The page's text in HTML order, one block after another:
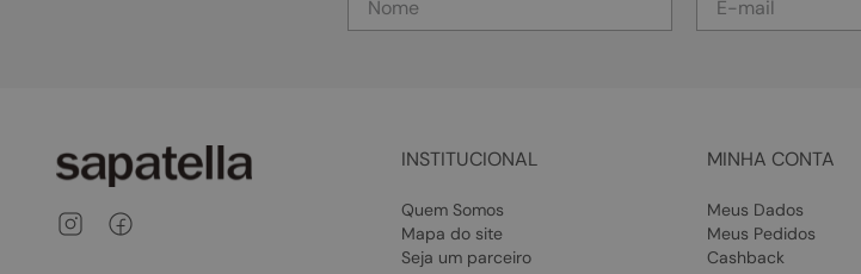
INSTITUCIONAL
Quem Somos
Mapa do site
Seja um parceiro
MINHA CONTA
Meus Dados
Meus Pedidos
Cashback